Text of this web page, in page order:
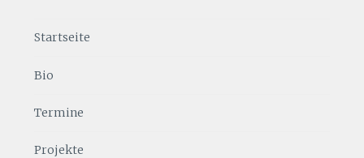
Startseite
Bio
Termine
Projekte